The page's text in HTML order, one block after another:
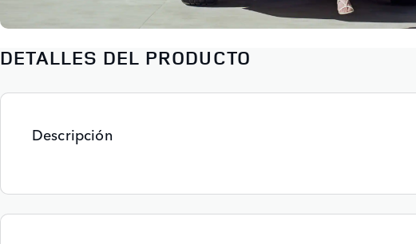
DETALLES DEL PRODUCTO
Descripción